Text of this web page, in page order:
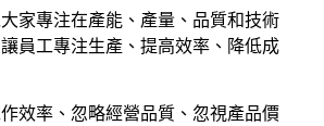
家專注在產能、產量、品質和技術
員工專注生產、提高效率、降低成
效率、忽略經營品質、忽視產品價